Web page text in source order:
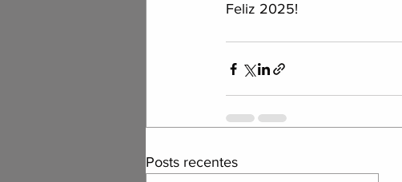
Feliz 2025!
Posts recentes